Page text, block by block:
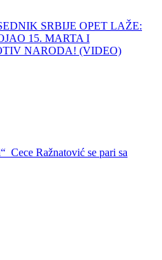
SRBIJE OPET LAŽE:
15. MARTA I
NARODA! (VIDEO)
Ražnatović se pari sa